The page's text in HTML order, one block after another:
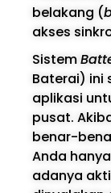
belakang (
akses
Sistem
Baterai) ini
aplikasi
pusat.
benar-
Anda
adanya